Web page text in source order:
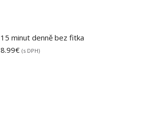
15 minut denně bez fitka
8.99€ (s DPH)